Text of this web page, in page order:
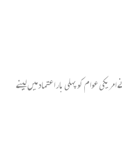
عوام کو پہلی بار اعتماد میں لینے